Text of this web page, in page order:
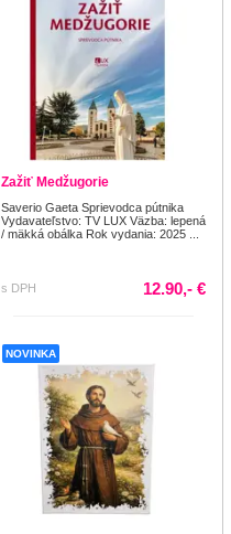
Zažiť Medžugorie
Saverio Gaeta Sprievodca pútnika
Vydavateľstvo: TV LUX Väzba: lepená
/ mäkká obálka Rok vydania: 2025 ...
s DPH 12.90,- €
NOVINKA